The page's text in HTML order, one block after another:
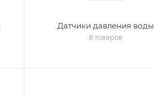
Датчики давления воды
8 товаров